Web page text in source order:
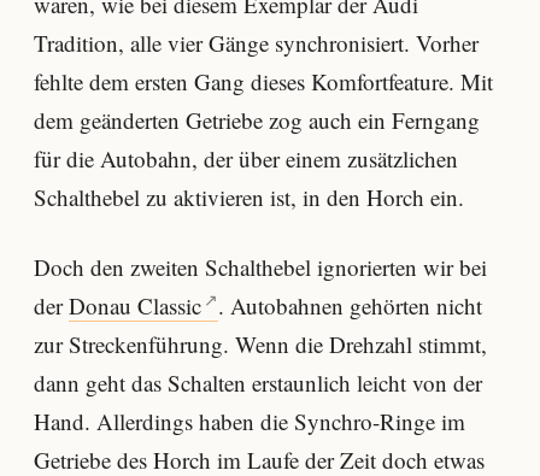
Tradition, alle vier Gänge synchronisiert. Vorher
fehlte dem ersten Gang dieses Komfortfeature. Mit
dem geänderten Getriebe zog auch ein Ferngang
für die Autobahn, der über einem zusätzlichen
Schalthebel zu aktivieren ist, in den Horch ein.
Doch den zweiten Schalthebel ignorierten wir bei
derDonau Classic . Autobahnen gehörten nicht
zur Streckenführung. Wenn die Drehzahl stimmt,
dann geht das Schalten erstaunlich leicht von der
Hand. Allerdings haben die Synchro-Ringe im
Getriebe des Horch im Laufe der Zeit doch etwas